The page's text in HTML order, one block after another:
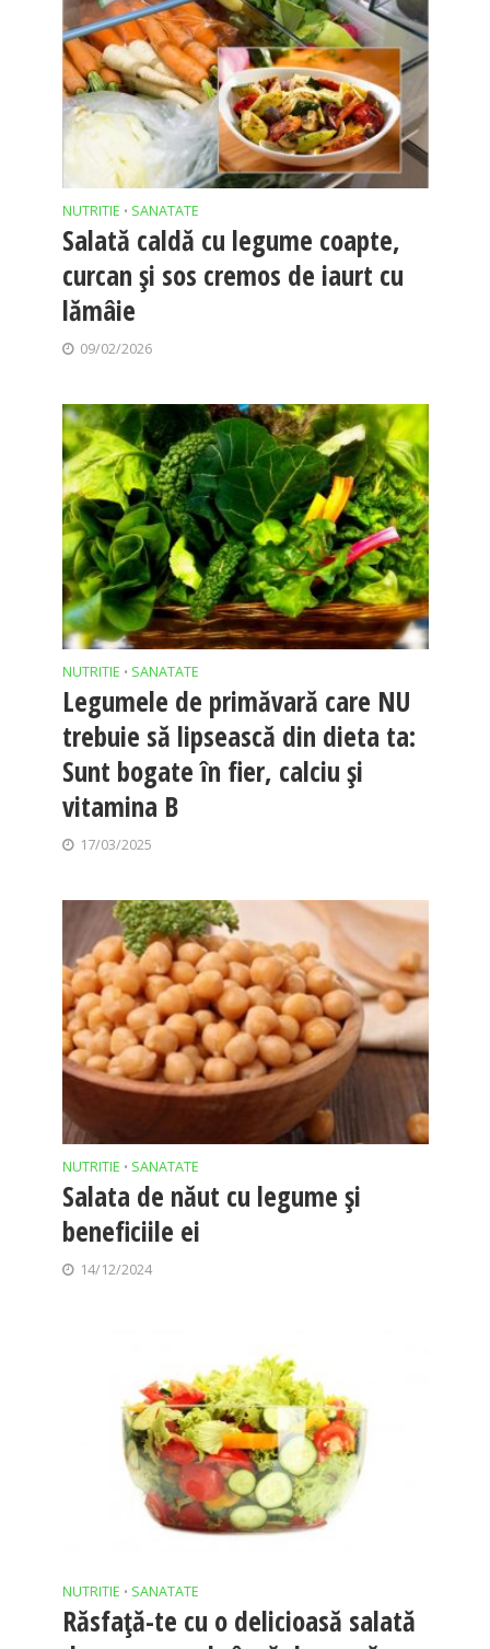
NUTRITIE • SANATATE
Salată caldă cu legume coapte,
curcan și sos cremos de iaurt cu
lămâie
09/02/2026
NUTRITIE • SANATATE
Legumele de primăvară care NU
trebuie să lipsească din dieta ta:
Sunt bogate în fier, calciu și
vitamina B
17/03/2025
NUTRITIE • SANATATE
Salata de năut cu legume și
beneficiile ei
14/12/2024
NUTRITIE • SANATATE
Răsfață-te cu o delicioasă salată